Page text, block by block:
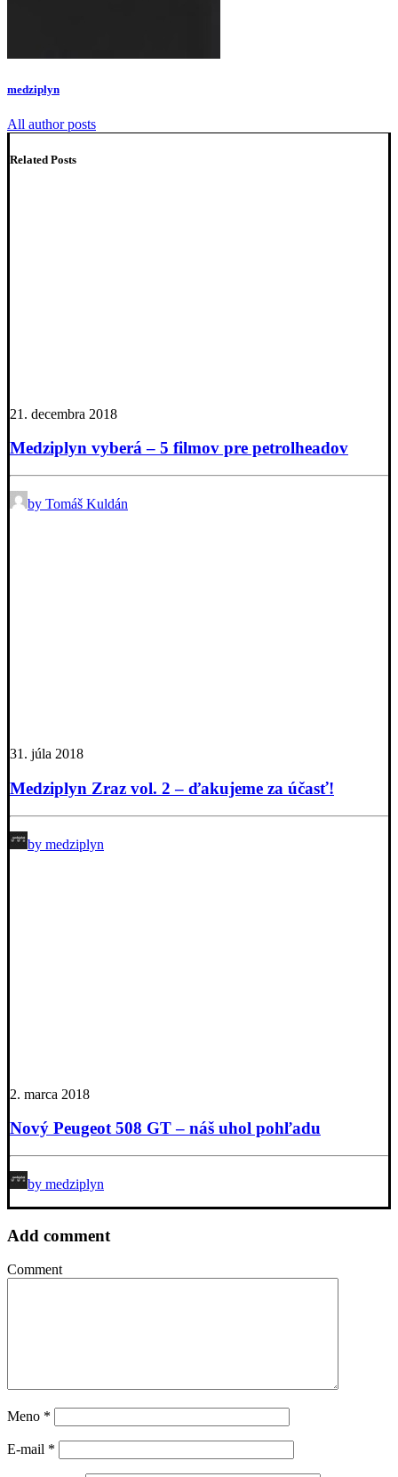
medziplyn
All author posts
Related Posts
21. decembra 2018
Medziplyn vyberá – 5 filmov pre petrolheadov
by Tomáš Kuldán
31. júla 2018
Medziplyn Zraz vol. 2 – ďakujeme za účasť!
by medziplyn
2. marca 2018
Nový Peugeot 508 GT – náš uhol pohľadu
by medziplyn
Add comment
Comment
Meno *
E-mail *